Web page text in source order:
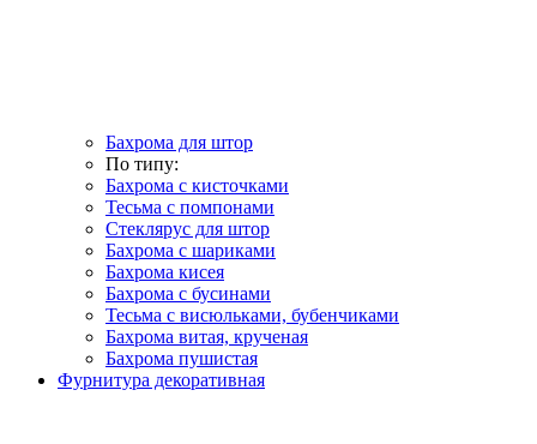
Бахрома для штор
По типу:
Бахрома с кисточками
Тесьма с помпонами
Стеклярус для штор
Бахрома с шариками
Бахрома кисея
Бахрома с бусинами
Тесьма с висюльками, бубенчиками
Бахрома витая, крученая
Бахрома пушистая
Фурнитура декоративная